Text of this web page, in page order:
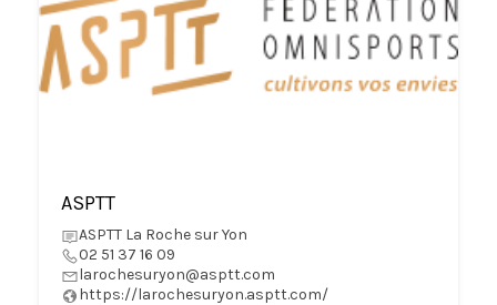
ASPTT
ASPTT La Roche sur Yon
02 51 37 16 09
larochesuryon@asptt.com
https://larochesuryon.asptt.com/